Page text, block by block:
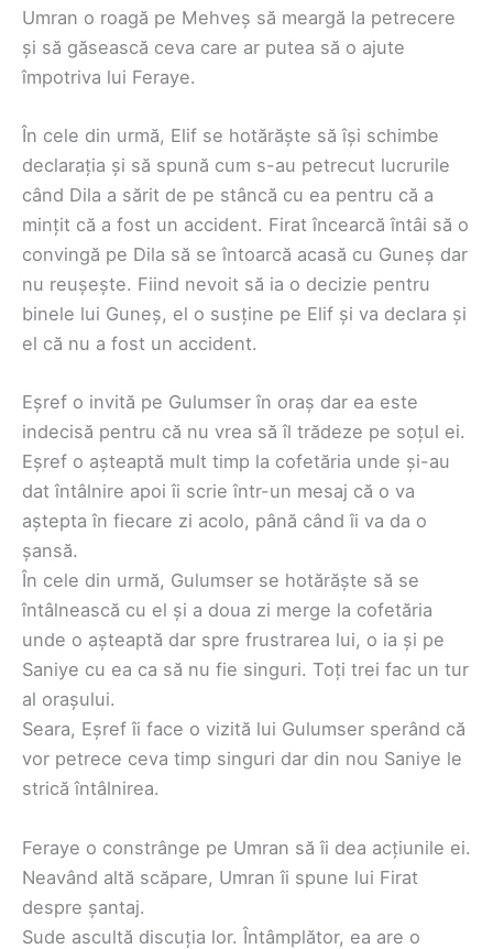
Umran o roagă pe Mehveș să meargă la petrecere
și să găsească ceva care ar putea să o ajute
împotriva lui Feraye.
În cele din urmă, Elif se hotărăște să își schimbe
declarația și să spună cum s-au petrecut lucrurile
când Dila a sărit de pe stâncă cu ea pentru că a
mințit că a fost un accident. Firat încearcă întâi să o
convingă pe Dila să se întoarcă acasă cu Guneș dar
nu reușește. Fiind nevoit să ia o decizie pentru
binele lui Guneș, el o susține pe Elif și va declara și
el că nu a fost un accident.
Eșref o invită pe Gulumser în oraș dar ea este
indecisă pentru că nu vrea să îl trădeze pe soțul ei.
Eșref o așteaptă mult timp la cofetăria unde și-au
dat întâlnire apoi îi scrie într-un mesaj că o va
aștepta în fiecare zi acolo, până când îi va da o
șansă.
În cele din urmă, Gulumser se hotărăște să se
întâlnească cu el și a doua zi merge la cofetăria
unde o așteaptă dar spre frustrarea lui, o ia și pe
Saniye cu ea ca să nu fie singuri. Toți trei fac un tur
al orașului.
Seara, Eșref îi face o vizită lui Gulumser sperând că
vor petrece ceva timp singuri dar din nou Saniye le
strică întâlnirea.
Feraye o constrânge pe Umran să îi dea acțiunile ei.
Neavând altă scăpare, Umran îi spune lui Firat
despre șantaj.
Sude ascultă discuția lor. Întâmplător, ea are o